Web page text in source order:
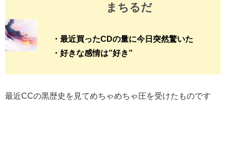
まちるだ
・最近買ったCDの量に今日突然驚いた
・好きな感情は”好き”
最近CCの黒歴史を見てめちゃめちゃ圧を受けたものです